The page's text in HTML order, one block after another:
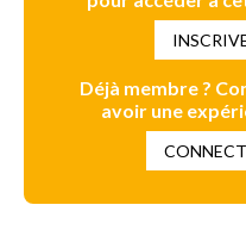
Déjà membre ?
avoir une